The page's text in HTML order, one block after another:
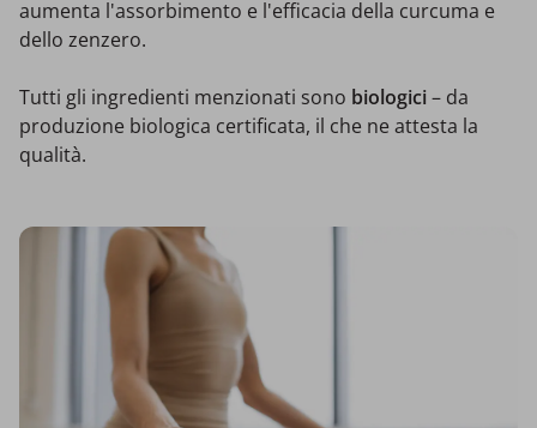
aumenta l'assorbimento e l'efficacia della curcuma e
dello zenzero.
Tutti gli ingredienti menzionati sono biologici– da
produzione biologica certificata, il che ne attesta la
qualità.